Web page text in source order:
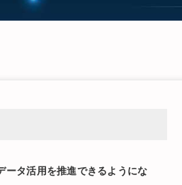
ータ活用を推進できるようにな